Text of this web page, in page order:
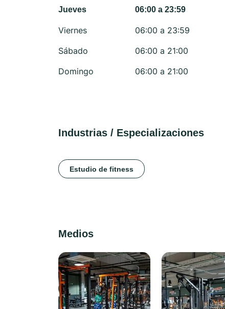
Jueves 06:00 a 23:59
Viernes
06:00 a 23:59
Sábado
06:00 a 21:00
Domingo
06:00 a 21:00
Industrias / Especializaciones
Estudio de fitness
Medios